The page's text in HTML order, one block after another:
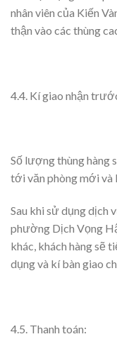
nhân viên của Kiến
thận vào các thùng
4.4. Kí giao nhận
Số lượng thùng hàng
tới văn phòng mới và
Sau khi sử dụng dịch
phường Dịch Vọng
khác, khách hàng sẽ
dụng và kí bàn giao
4.5. Thanh toán: